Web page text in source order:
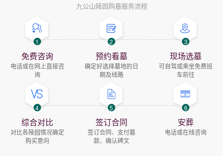
九公山陵园购墓服务流程
1
免费咨询
电话或在网上直接咨
询
2
预约看墓
确定好选择墓地的日
期及线路
3
现场选墓
可自驾或乘坐免费班
车前往
4
综合对比
对比各陵园情况确定
购买意向
5
签订合同
签订合同、支付墓
款、确认碑文
6
安葬
电话或在线咨询